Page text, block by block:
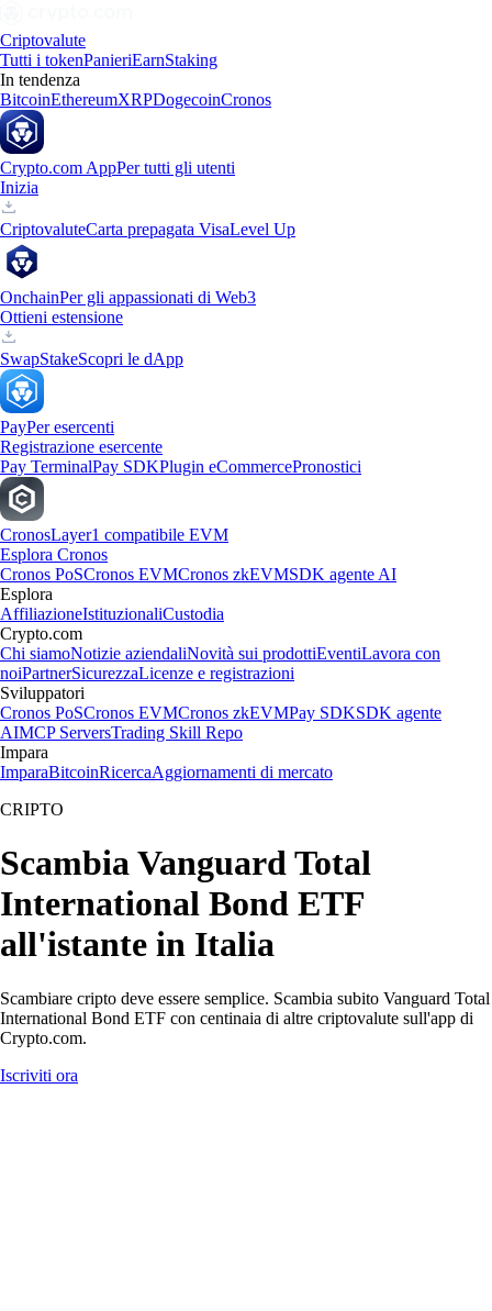
Criptovalute
Tutti i tokenPanieriEarnStaking
In tendenza
BitcoinEthereumXRPDogecoinCronos
Crypto.com AppPer tutti gli utenti
Inizia
CriptovaluteCarta prepagata VisaLevel Up
OnchainPer gli appassionati di Web3
Ottieni estensione
SwapStakeScopri le dApp
PayPer esercenti
Registrazione esercente
Pay TerminalPay SDKPlugin eCommercePronostici
CronosLayer1 compatibile EVM
Esplora Cronos
Cronos PoSCronos EVMCronos zkEVMSDK agente AI
Esplora
AffiliazioneIstituzionaliCustodia
Crypto.com
Chi siamoNotizie aziendaliNovità sui prodottiEventiLavora con
noiPartnerSicurezzaLicenze e registrazioni
Sviluppatori
Cronos PoSCronos EVMCronos zkEVMPay SDKSDK agente
AIMCP ServersTrading Skill Repo
Impara
ImparaBitcoinRicercaAggiornamenti di mercato
CRIPTO
Scambia Vanguard Total
International Bond ETF
all'istante in Italia
Scambiare cripto deve essere semplice. Scambia subito Vanguard Total
International Bond ETF con centinaia di altre criptovalute sull'app di
Crypto.com.
Iscriviti ora